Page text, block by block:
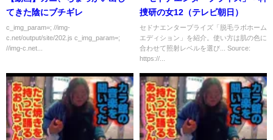
てきた陰にブチギレ
c_img_param=; //img-
c.net/output/site/202.js c_img_param=;
//img-c.net...
捜研の女12（テレビ朝日）
セドナエンタープライズ「脱毛ラボホーム
エディション」を紹介。使い方は肌の色に
合わせて照射レベルを選び... Source:
https://...